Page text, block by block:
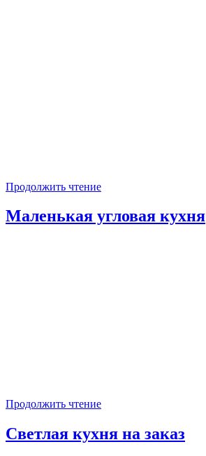
Продолжить чтение
Маленькая угловая кухня
Продолжить чтение
Светлая кухня на заказ